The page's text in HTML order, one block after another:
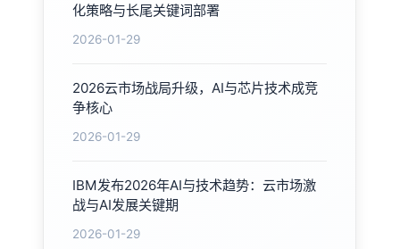
化策略与长尾关键词部署
2026-01-29
2026云市场战局升级，AI与芯片技术成竞
争核心
2026-01-29
IBM发布2026年AI与技术趋势：云市场激
战与AI发展关键期
2026-01-29